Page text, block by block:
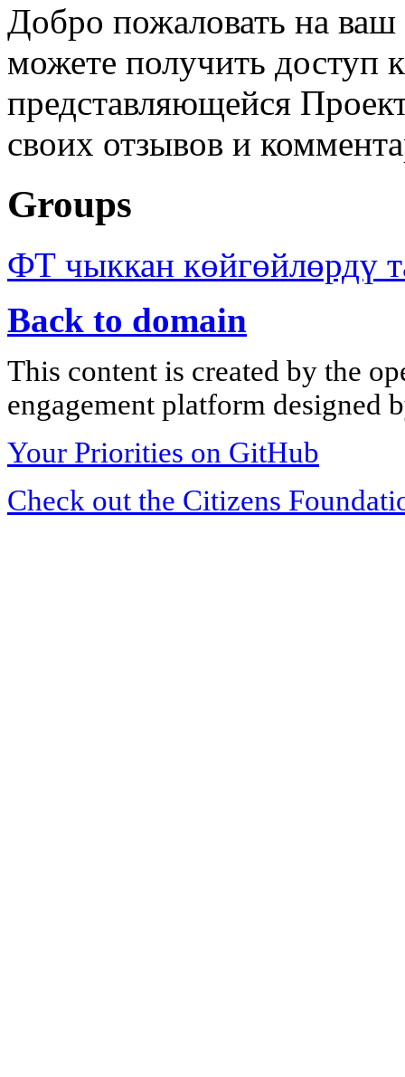
Добро пожаловать на
можете получить доступ
представляющейся
своих отзывов и
Groups
ФТ чыккан көйгөйлөрдү
Back to domain
This content is created by the
engagement platform designed
Your Priorities on GitHub
Check out the Citizens